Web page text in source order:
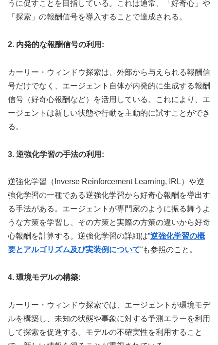
うに促すことを目指している。これは通常、「好奇心」や
「探索」の報酬信号を導入することで達成される。
2. 内発的な報酬信号の利用:
カーリー・ウィンドウ探索は、外部から与えられる報酬信
号だけでなく、エージェント自体が内発的に生成する報酬
信号（好奇心報酬など）を活用している。これにより、エ
ージェントは新しい状態や行動を主動的に試すことができ
る。
3. 逆強化学習の手法の利用:
逆強化学習（Inverse Reinforcement Learning, IRL）や逆
強化学習の一種である逆強化学習から好奇心報酬を導出す
る手法がある。エージェントが専門家のように振る舞うよ
うな方策を学習し、その方策と実際の方策の違いから好奇
心報酬を計算する。逆強化学習の詳細は”逆強化学習の概
要とアルゴリズム及び実装例について“も参照のこと。
4. 環境モデルの構築:
カーリー・ウィンドウ探索では、エージェントが環境モデ
ルを構築し、未知の状態や事象に対する予測エラーを利用
して探索を促進する。モデルの不確実性を利用すること